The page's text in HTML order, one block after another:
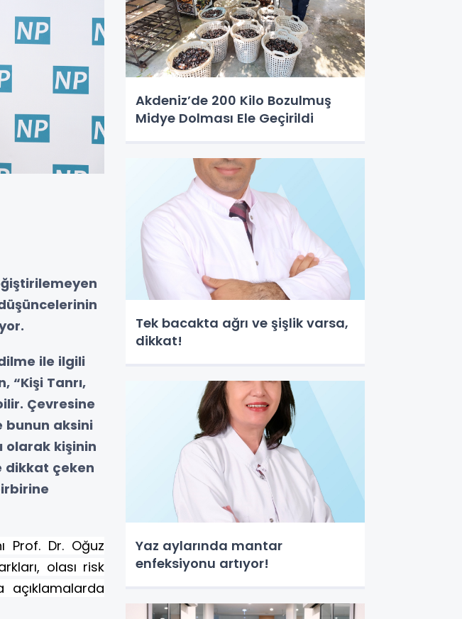
ile ilgili
“Kişi Tanrı,
Çevresine
bunun aksini
olarak kişinin
dikkat çeken
Prof. Dr. Oğuz
olası risk
Akdeniz’de 200 Kilo Bozulmuş
Midye Dolması Ele Geçirildi
Tek bacakta ağrı ve şişlik varsa,
dikkat!
Yaz aylarında mantar
enfeksiyonu artıyor!